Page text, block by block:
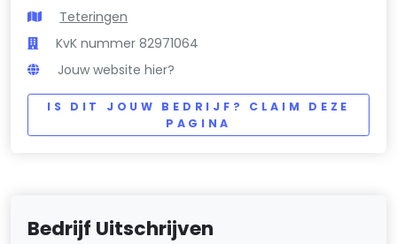
Teteringen
KvK nummer 82971064
Jouw website hier?
IS DIT JOUW BEDRIJF? CLAIM DEZE
PAGINA
Bedrijf Uitschrijven